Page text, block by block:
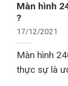
Màn hình
?
17/12/2021
Màn hình
thực sự là